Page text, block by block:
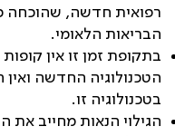
רפואית חדשה, שהוכחה
הבריאות הלאומי.
בתקופת זמן זו אין
הטכנולוגיה החדשה
בטכנולוגיה זו.
הגילוי הנאות מחייב את